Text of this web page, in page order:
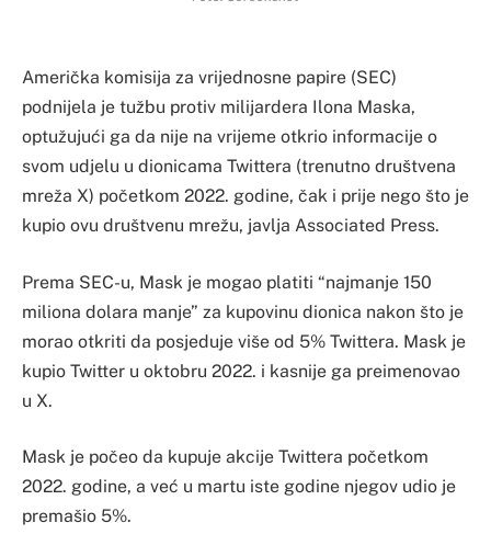
Američka komisija za vrijednosne papire (SEC)
podnijela je tužbu protiv milijardera Ilona Maska,
optužujući ga da nije na vrijeme otkrio informacije o
svom udjelu u dionicama Twittera (trenutno društvena
mreža X) početkom 2022. godine, čak i prije nego što je
kupio ovu društvenu mrežu, javlja Associated Press.
Prema SEC-u, Mask je mogao platiti “najmanje 150
miliona dolara manje” za kupovinu dionica nakon što je
morao otkriti da posjeduje više od 5% Twittera. Mask je
kupio Twitter u oktobru 2022. i kasnije ga preimenovao
u X.
Mask je počeo da kupuje akcije Twittera početkom
2022. godine, a već u martu iste godine njegov udio je
premašio 5%.